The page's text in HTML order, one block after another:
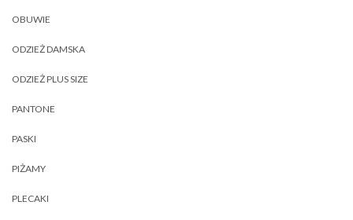
OBUWIE
ODZIEŻ DAMSKA
ODZIEŻ PLUS SIZE
PANTONE
PASKI
PIŻAMY
PLECAKI